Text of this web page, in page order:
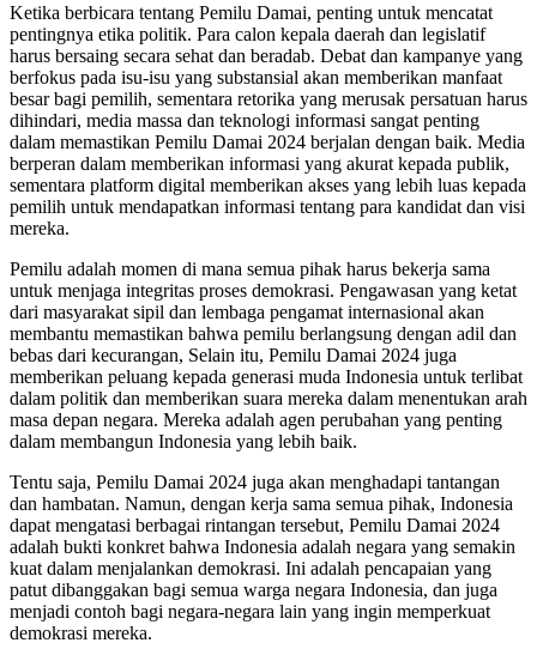
Ketika berbicara tentang Pemilu Damai, penting untuk mencatat
pentingnya etika politik. Para calon kepala daerah dan legislatif
harus bersaing secara sehat dan beradab. Debat dan kampanye yang
berfokus pada isu-isu yang substansial akan memberikan manfaat
besar bagi pemilih, sementara retorika yang merusak persatuan harus
dihindari, media massa dan teknologi informasi sangat penting
dalam memastikan Pemilu Damai 2024 berjalan dengan baik. Media
berperan dalam memberikan informasi yang akurat kepada publik,
sementara platform digital memberikan akses yang lebih luas kepada
pemilih untuk mendapatkan informasi tentang para kandidat dan visi
mereka.
Pemilu adalah momen di mana semua pihak harus bekerja sama
untuk menjaga integritas proses demokrasi. Pengawasan yang ketat
dari masyarakat sipil dan lembaga pengamat internasional akan
membantu memastikan bahwa pemilu berlangsung dengan adil dan
bebas dari kecurangan, Selain itu, Pemilu Damai 2024 juga
memberikan peluang kepada generasi muda Indonesia untuk terlibat
dalam politik dan memberikan suara mereka dalam menentukan arah
masa depan negara. Mereka adalah agen perubahan yang penting
dalam membangun Indonesia yang lebih baik.
Tentu saja, Pemilu Damai 2024 juga akan menghadapi tantangan
dan hambatan. Namun, dengan kerja sama semua pihak, Indonesia
dapat mengatasi berbagai rintangan tersebut, Pemilu Damai 2024
adalah bukti konkret bahwa Indonesia adalah negara yang semakin
kuat dalam menjalankan demokrasi. Ini adalah pencapaian yang
patut dibanggakan bagi semua warga negara Indonesia, dan juga
menjadi contoh bagi negara-negara lain yang ingin memperkuat
demokrasi mereka.